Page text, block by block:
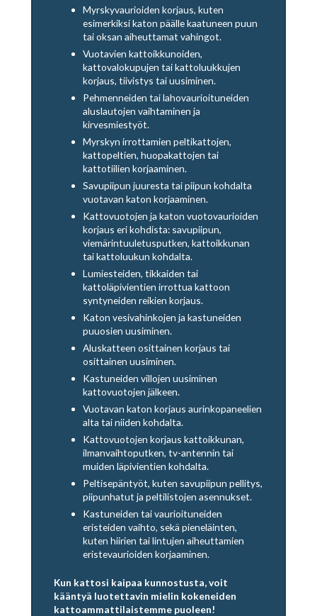
Myrskyvaurioiden korjaus, kuten
esimerkiksi katon päälle kaatuneen puun
tai oksan aiheuttamat vahingot.
Vuotavien kattoikkunoiden,
kattovalokupujen tai kattoluukkujen
korjaus, tiivistys tai uusiminen.
Pehmenneiden tai lahovaurioituneiden
aluslautojen vaihtaminen ja
kirvesmiestyöt.
Myrskyn irrottamien peltikattojen,
kattopeltien, huopakattojen tai
kattotiilien korjaaminen.
Savupiipun juuresta tai piipun kohdalta
vuotavan katon korjaaminen.
Kattovuotojen ja katon vuotovaurioiden
korjaus eri kohdista: savupiipun,
viemärintuuletusputken, kattoikkunan
tai kattoluukun kohdalta.
Lumiesteiden, tikkaiden tai
kattoläpivientien irrottua kattoon
syntyneiden reikien korjaus.
Katon vesivahinkojen ja kastuneiden
puuosien uusiminen.
Aluskatteen osittainen korjaus tai
osittainen uusiminen.
Kastuneiden villojen uusiminen
kattovuotojen jälkeen.
Vuotavan katon korjaus aurinkopaneelien
alta tai niiden kohdalta.
Kattovuotojen korjaus kattoikkunan,
ilmanvaihtoputken, tv-antennin tai
muiden läpivientien kohdalta.
Peltisepäntyöt, kuten savupiipun pellitys,
piipunhatut ja peltilistojen asennukset.
Kastuneiden tai vaurioituneiden
eristeiden vaihto, sekä pieneläinten,
kuten hiirien tai lintujen aiheuttamien
eristevaurioiden korjaaminen.
Kun kattosi kaipaa kunnostusta, voit
kääntyä luotettavin mielin kokeneiden
kattoammattilaistemme puoleen!